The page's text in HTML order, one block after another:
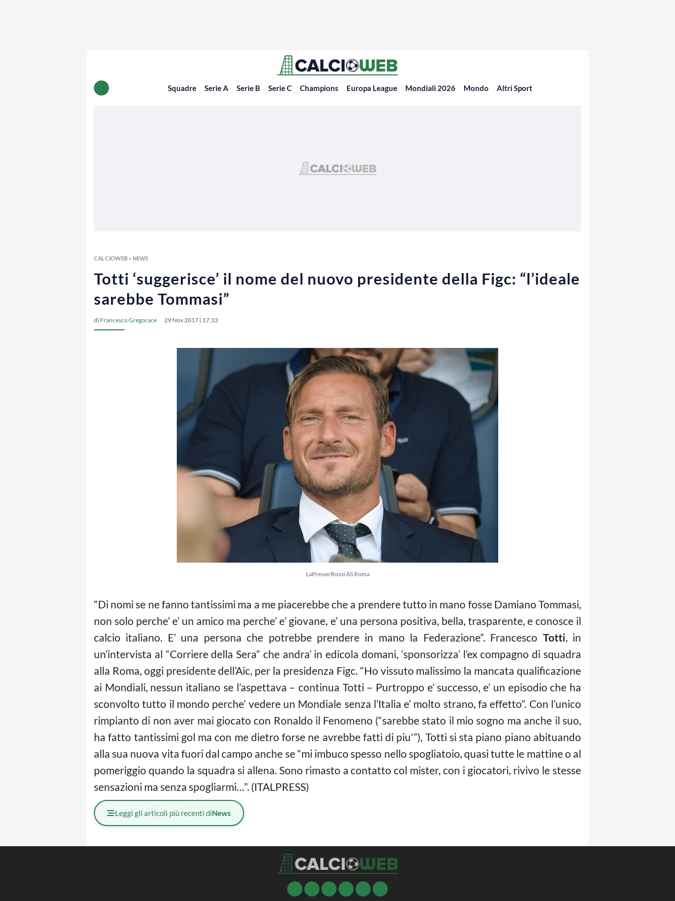
Squadre Serie A Serie B Serie C Champions Europa League Mondiali 2026 Mondo Altri Sport
CALCIOWEB» NEWS
Totti ‘suggerisce’ il nome del nuovo presidente della Figc: “l’ideale
sarebbe Tommasi”
di Francesco Gregorace 29 Nov 2017 | 17:33
LaPresse/Rossi AS Roma
“Di nomi se ne fanno tantissimi ma a me piacerebbe che a prendere tutto in mano fosse Damiano Tommasi,
non solo perche’ e’ un amico ma perche’ e’ giovane, e’ una persona positiva, bella, trasparente, e conosce il
calcio italiano. E’ una persona che potrebbe prendere in mano la Federazione”. Francesco Totti, in
un’intervista al “Corriere della Sera” che andra’ in edicola domani, ‘sponsorizza’ l’ex compagno di squadra
alla Roma, oggi presidente dell’Aic, per la presidenza Figc. “Ho vissuto malissimo la mancata qualificazione
ai Mondiali, nessun italiano se l’aspettava – continua Totti – Purtroppo e’ successo, e’ un episodio che ha
sconvolto tutto il mondo perche’ vedere un Mondiale senza l’Italia e’ molto strano, fa effetto”. Con l’unico
rimpianto di non aver mai giocato con Ronaldo il Fenomeno (“sarebbe stato il mio sogno ma anche il suo,
ha fatto tantissimi gol ma con me dietro forse ne avrebbe fatti di piu'”), Totti si sta piano piano abituando
alla sua nuova vita fuori dal campo anche se “mi imbuco spesso nello spogliatoio, quasi tutte le mattine o al
pomeriggio quando la squadra si allena. Sono rimasto a contatto col mister, con i giocatori, rivivo le stesse
sensazioni ma senza spogliarmi…”. (ITALPRESS)
Leggi gli articoli più recenti diNews